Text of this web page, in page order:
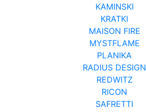
KAMINSKI
KRATKI
MAISON FIRE
MYSTFLAME
PLANIKA
RADIUS DESIGN
REDWITZ
RICON
SAFRETTI